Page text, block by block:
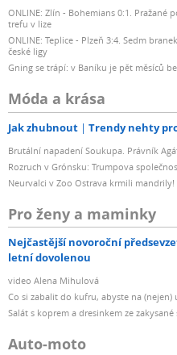
ONLINE: Zlín - Bohemians 0:1.
trefu v lize
ONLINE: Teplice - Plzeň 3:4. Sedm
české ligy
Gning se trápí: v Baníku je pět měsíců
Móda a krása
Jak zhubnout Trendy nehty
Brutální napadení Soukupa. Právník
Rozruch v Grónsku: Trumpova
Neurvalci v Zoo Ostrava krmili
Pro ženy a maminky
Nejčastější novoroční
letní dovolenou
video Alena Mihulová
Co si zabalit do kufru, abyste na (nejen)
Salát s koprem a dresinkem ze
Auto-moto